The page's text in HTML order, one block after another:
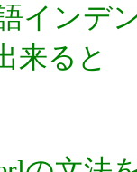
ンデ
来ると